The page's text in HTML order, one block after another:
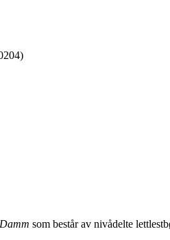
som består av nivådelte